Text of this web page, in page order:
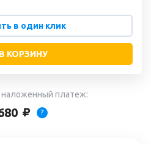
в один клик
В КОРЗИНУ
платеж:
?